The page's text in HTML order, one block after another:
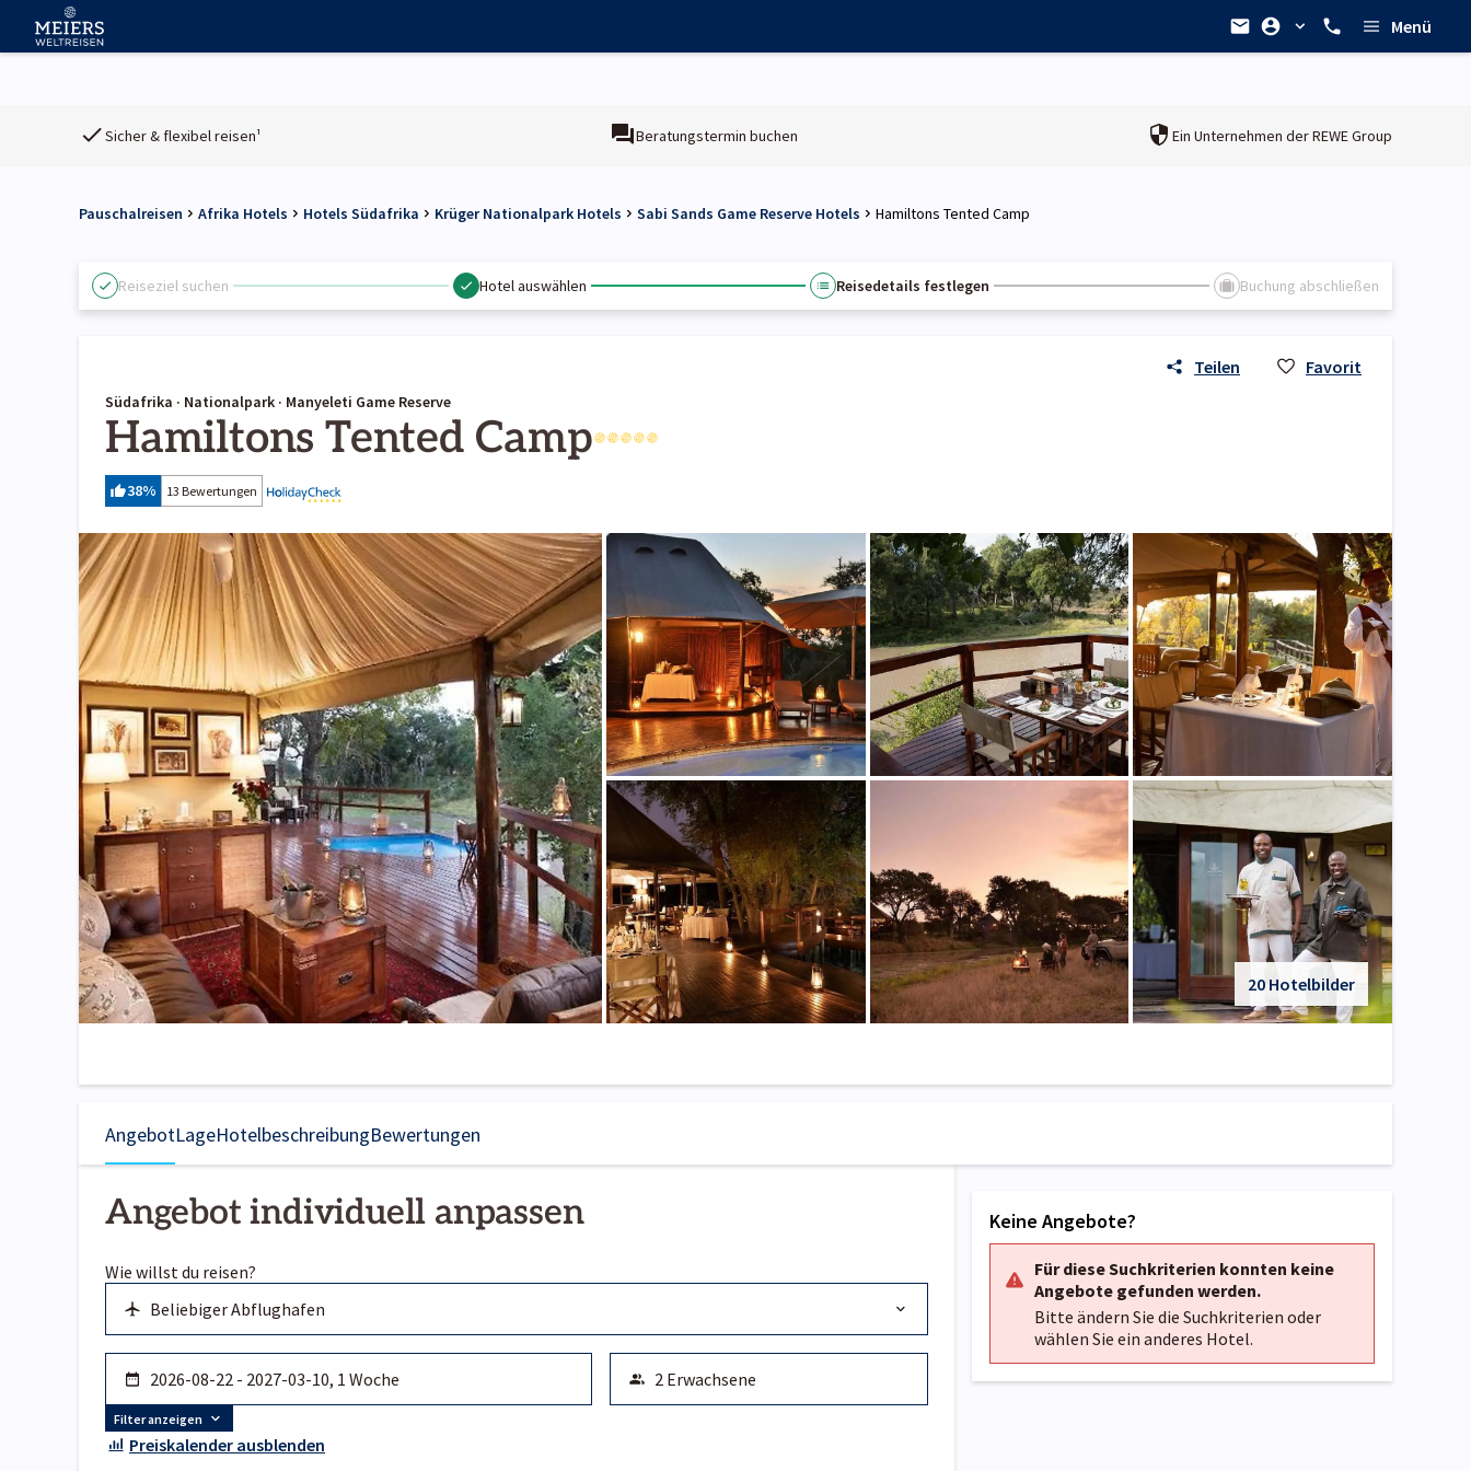
Menü
Sicher & flexibel reisen¹ Beratungstermin buchen Ein Unternehmen derREWE Group
Pauschalreisen Afrika Hotels Hotels Südafrika Krüger Nationalpark Hotels Sabi Sands Game Reserve Hotels Hamiltons Tented Camp
Reiseziel suchen Hotel auswählen Reisedetails festlegen Buchung abschließen
Teilen Favorit
Südafrika · Nationalpark · Manyeleti Game Reserve
Hamiltons Tented Camp
38% 13 Bewertungen
20 Hotelbilder
AngebotLageHotelbeschreibungBewertungen
Angebot individuell anpassen
Wie willst du reisen?
Filter anzeigen
Preiskalender ausblenden
Keine Angebote?
Für diese Suchkriterien konnten keine
Angebote gefunden werden.
Bitte ändern Sie die Suchkriterien oder
wählen Sie ein anderes Hotel.